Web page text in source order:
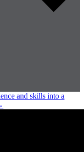
and skills into a